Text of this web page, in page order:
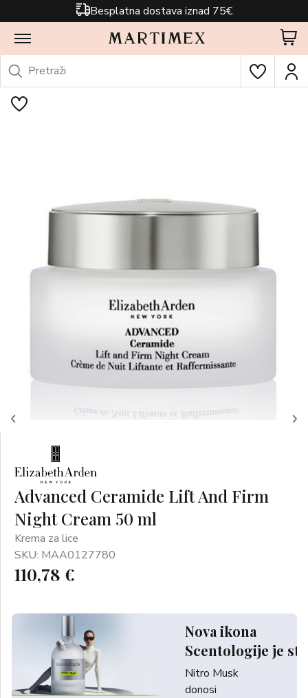
Besplatna dostava iznad 75€
Advanced Ceramide Lift And Firm
Night Cream 50 ml
Krema za lice
SKU: MAA0127780
110,78 €
Nova ikona
Scentologije je
Nitro Musk
donosi